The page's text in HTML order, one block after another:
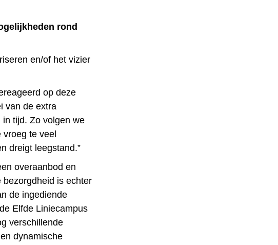
rond
en/of het vizier
op deze
van de extra
tijd. Zo volgen we
te veel
dreigt leegstand.”
overaanbod en
is echter
de ingediende
Elfde Liniecampus
verschillende
dynamische